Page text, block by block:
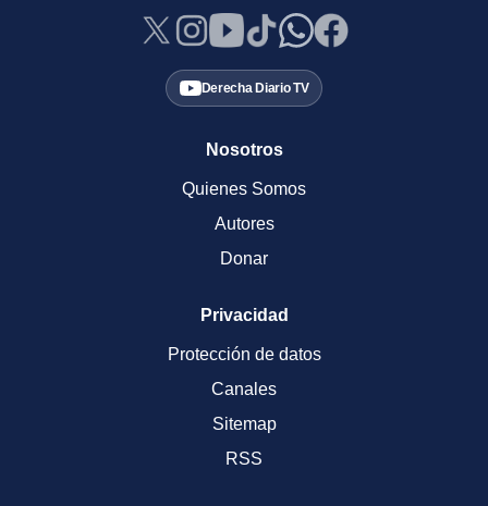
Derecha Diario TV
Nosotros
Quienes Somos
Autores
Donar
Privacidad
Protección de datos
Canales
Sitemap
RSS